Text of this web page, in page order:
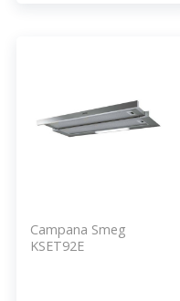
Campana Smeg
KSET92E